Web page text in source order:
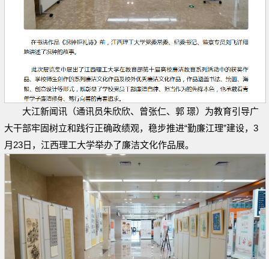
大江新闻讯（通讯员朱欣欣、曾张仁、郭 璟）为教育引导广
大干部牢固树立和践行正确政绩观，稳步推进“勤廉江理”建设，3
月23日，江西理工大学举办了廉洁文化作品展。